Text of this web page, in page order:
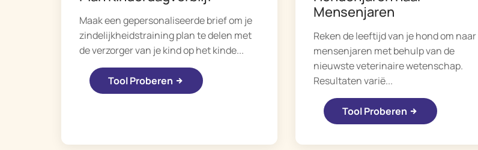
Maak een gepersonaliseerde brief om je
zindelijkheidstraining plan te delen met
de verzorger van je kind op het kinde...
Tool Proberen
Mensenjaren
Reken de leeftijd van je hond om naar
mensenjaren met behulp van de
nieuwste veterinaire wetenschap.
Resultaten varië...
Tool Proberen